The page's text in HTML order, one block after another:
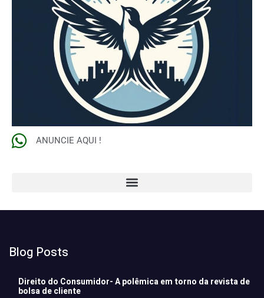
ANUNCIE AQUI !
Blog Posts
Direito do Consumidor- A polêmica em torno da revista de
bolsa de cliente